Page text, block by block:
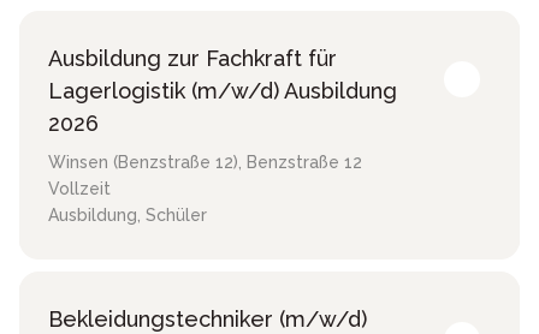
Ausbildung zur Fachkraft für
Lagerlogistik (m/w/d) Ausbildung
2026
Winsen (Benzstraße 12), Benzstraße 12
Vollzeit
Ausbildung, Schüler
Bekleidungstechniker (m/w/d)